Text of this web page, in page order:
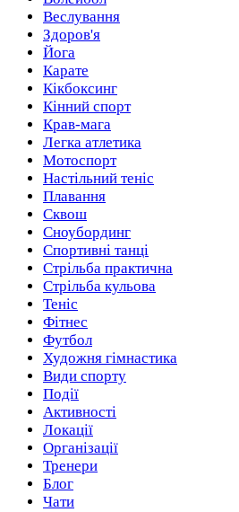
Веслування
Здоров'я
Йога
Карате
Кікбоксинг
Кінний спорт
Крав-мага
Легка атлетика
Мотоспорт
Настільний теніс
Плавання
Сквош
Сноубординг
Спортивні танці
Стрільба практична
Стрільба кульова
Теніс
Фітнес
Футбол
Художня гімнастика
Види спорту
Події
Активності
Локації
Організації
Тренери
Блог
Чати